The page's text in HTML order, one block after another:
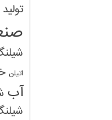
اتیلن
آب